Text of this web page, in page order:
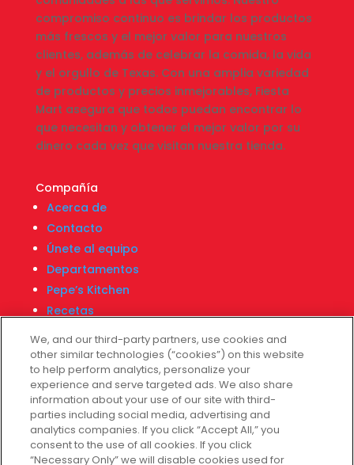
compromiso continuo es brindar los productos
más frescos y el mejor valor para nuestros
clientes, además de celebrar la comida, la vida
y el orgullo de Texas. Con una amplia variedad
de productos y precios inmejorables, Fiesta
Mart asegura que todos puedan encontrar lo
que necesitan y obtener el mejor valor por su
dinero cada vez que visitan nuestra tienda.
Compañía
Acerca de
Contacto
Únete al equipo
Departamentos
Pepe’s Kitchen
Recetas
Centro Financiero Fiesta
Servicio al cliente
Ayuda
Políticas de privacidad
We, and our third-party partners, use cookies and
other similar technologies (“cookies”) on this website
to help perform analytics, personalize your
experience and serve targeted ads. We also share
information about your use of our site with third-
parties including social media, advertising and
analytics companies. If you click “Accept All,” you
consent to the use of all cookies. If you click
“Necessary Only” we will disable cookies used for